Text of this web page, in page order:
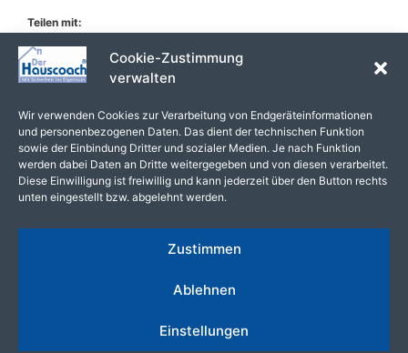
Cookie-Zustimmung
verwalten
Wir verwenden Cookies zur Verarbeitung von Endgeräteinformationen
und personenbezogenen Daten. Das dient der technischen Funktion
sowie der Einbindung Dritter und sozialer Medien. Je nach Funktion
werden dabei Daten an Dritte weitergegeben und von diesen verarbeitet.
Diese Einwilligung ist freiwillig und kann jederzeit über den Button rechts
unten eingestellt bzw. abgelehnt werden.
Zustimmen
Ablehnen
Einstellungen
Teilen mit:
Facebook WhatsApp
Kategorien
Allgemein
Kommentar hinterlassen
Weiter→